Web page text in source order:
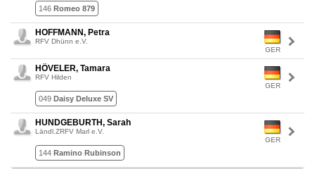
146 Romeo 879
GER
HOFFMANN, Petra
RFV Dhünn e.V.
GER
HÖVELER, Tamara
RFV Hilden
049 Daisy Deluxe SV
GER
HUNDGEBURTH, Sarah
Ländl.ZRFV Marl e.V.
144 Ramino Rubinson